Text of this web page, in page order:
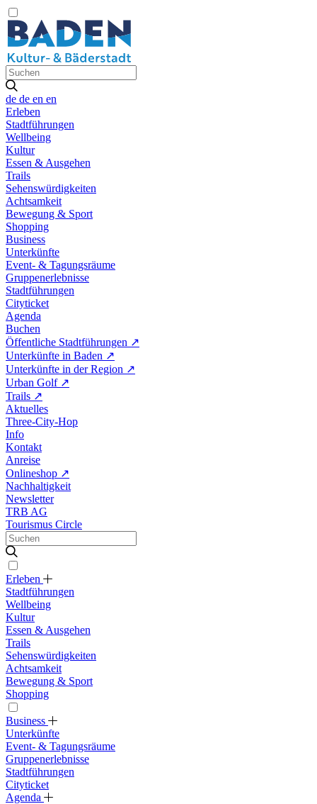
de de en en
Erleben
Stadtführungen
Wellbeing
Kultur
Essen & Ausgehen
Trails
Sehenswürdigkeiten
Achtsamkeit
Bewegung & Sport
Shopping
Business
Unterkünfte
Event- & Tagungsräume
Gruppenerlebnisse
Stadtführungen
Cityticket
Agenda
Buchen
Öffentliche Stadtführungen ↗
Unterkünfte in Baden ↗
Unterkünfte in der Region ↗
Urban Golf ↗
Trails ↗
Aktuelles
Three-City-Hop
Info
Kontakt
Anreise
Onlineshop ↗
Nachhaltigkeit
Newsletter
TRB AG
Tourismus Circle
Erleben
Stadtführungen
Wellbeing
Kultur
Essen & Ausgehen
Trails
Sehenswürdigkeiten
Achtsamkeit
Bewegung & Sport
Shopping
Business
Unterkünfte
Event- & Tagungsräume
Gruppenerlebnisse
Stadtführungen
Cityticket
Agenda